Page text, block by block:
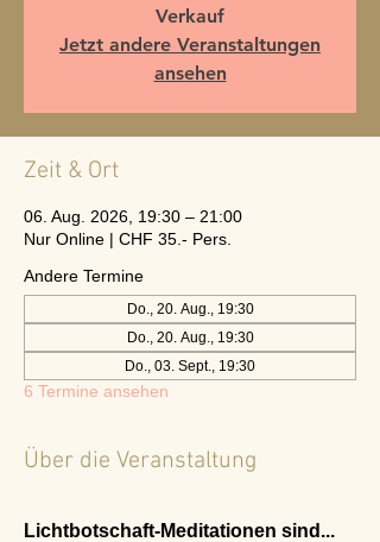
Verkauf
Jetzt andere Veranstaltungen
ansehen
Zeit & Ort
06. Aug. 2026, 19:30 – 21:00
Nur Online | CHF 35.- Pers.
Andere Termine
Do., 20. Aug., 19:30
Do., 20. Aug., 19:30
Do., 03. Sept., 19:30
6 Termine ansehen
Über die Veranstaltung
Lichtbotschaft-Meditationen sind...